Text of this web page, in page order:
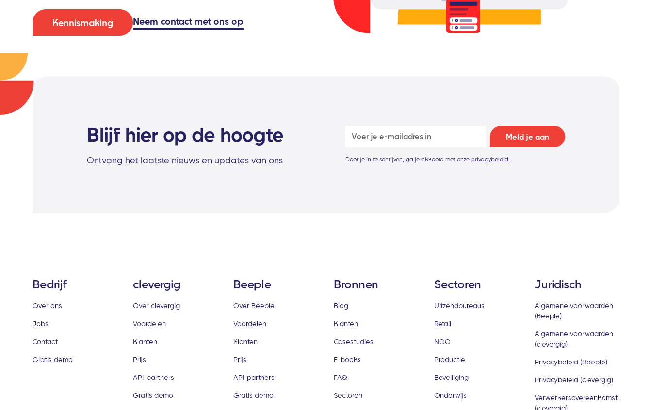
Kennismaking Neem contact met ons op
Blijf hier op de hoogte
Ontvang het laatste nieuws en updates van ons Door je in te schrijven, ga je akkoord met onze privacybeleid.
Bedrijf
Over ons
Jobs
Contact
Gratis demo
clevergig
Over clevergig
Voordelen
Klanten
Prijs
API-partners
Gratis demo
Beeple
Over Beeple
Voordelen
Klanten
Prijs
API-partners
Gratis demo
Bronnen
Blog
Klanten
Casestudies
E-books
FAQ
Sectoren
Sectoren
Uitzendbureaus
Retail
NGO
Productie
Beveiliging
Onderwijs
Juridisch
Algemene voorwaarden
(Beeple)
Algemene voorwaarden
(clevergig)
Privacybeleid (Beeple)
Privacybeleid (clevergig)
Verwerkersovereenkomst
(clevergig)